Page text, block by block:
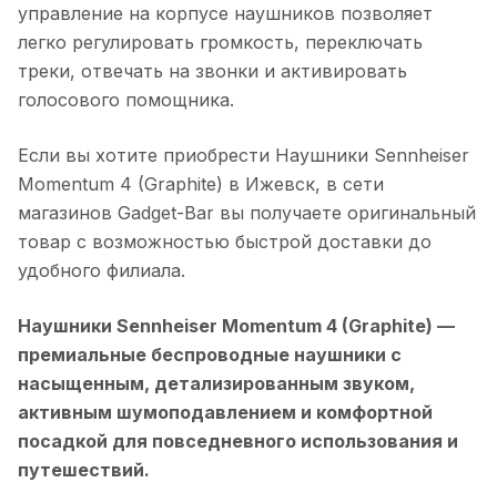
управление на корпусе наушников позволяет
легко регулировать громкость, переключать
треки, отвечать на звонки и активировать
голосового помощника.
Если вы хотите приобрести Наушники Sennheiser
Momentum 4 (Graphite) в Ижевск, в сети
магазинов Gadget-Bar вы получаете оригинальный
товар с возможностью быстрой доставки до
удобного филиала.
Наушники Sennheiser Momentum 4 (Graphite) —
премиальные беспроводные наушники с
насыщенным, детализированным звуком,
активным шумоподавлением и комфортной
посадкой для повседневного использования и
путешествий.